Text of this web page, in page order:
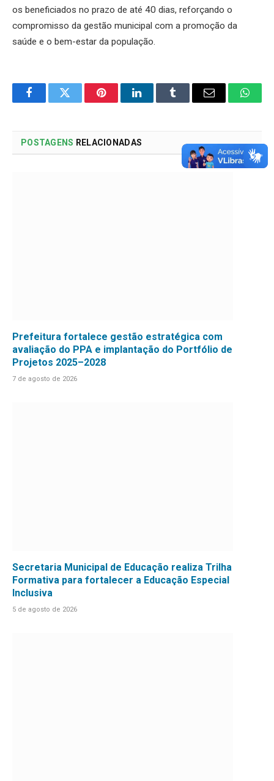
os beneficiados no prazo de até 40 dias, reforçando o
compromisso da gestão municipal com a promoção da
saúde e o bem-estar da população.
FacebookTwitter PinterestLinkedInTumblr Email
POSTAGENS RELACIONADAS
Prefeitura fortalece gestão estratégica com
avaliação do PPA e implantação do Portfólio de
Projetos 2025–2028
7 de agosto de 2026
Secretaria Municipal de Educação realiza Trilha
Formativa para fortalecer a Educação Especial
Inclusiva
5 de agosto de 2026